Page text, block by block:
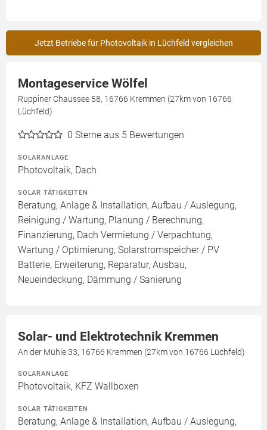
Jetzt Betriebe für Photovoltaik in Lüchfeld vergleichen
Montageservice Wölfel
Ruppiner Chaussee 58, 16766 Kremmen (27km von 16766
Lüchfeld)
0 Sterne aus 5 Bewertungen
SOLARANLAGE
Photovoltaik, Dach
SOLAR TÄTIGKEITEN
Beratung, Anlage & Installation, Aufbau / Auslegung,
Reinigung / Wartung, Planung / Berechnung,
Finanzierung, Dach Vermietung / Verpachtung,
Wartung / Optimierung, Solarstromspeicher / PV
Batterie, Erweiterung, Reparatur, Ausbau,
Neueindeckung, Dämmung / Sanierung
Solar- und Elektrotechnik Kremmen
An der Mühle 33, 16766 Kremmen (27km von 16766 Lüchfeld)
SOLARANLAGE
Photovoltaik, KFZ Wallboxen
SOLAR TÄTIGKEITEN
Beratung, Anlage & Installation, Aufbau / Auslegung,